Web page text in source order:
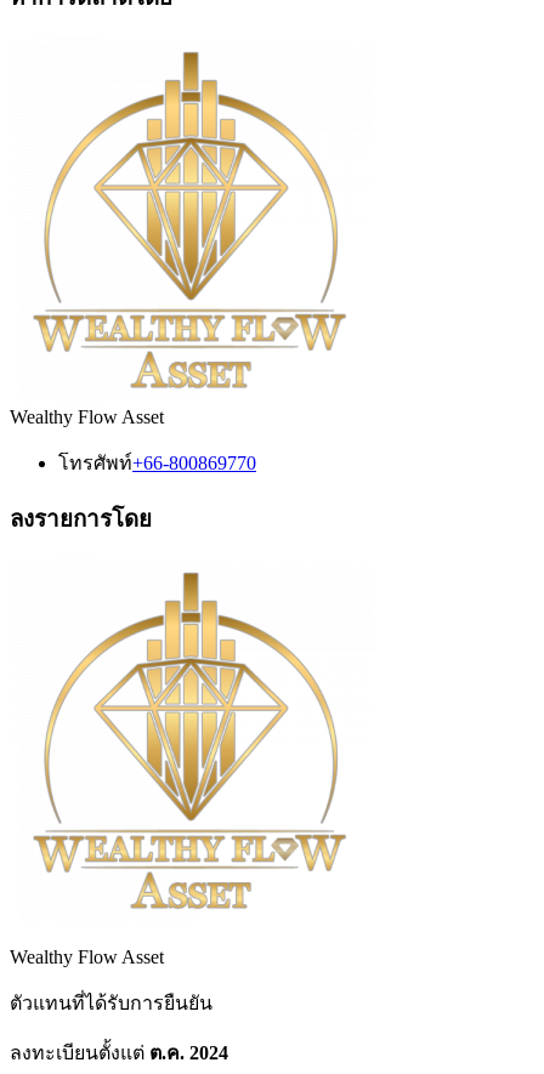
Wealthy Flow Asset
โทรศัพท์+66-800869770
ลงรายการโดย
Wealthy Flow Asset
ตัวแทนที่ได้รับการยืนยัน
ลงทะเบียนตั้งแต่ ต.ค. 2024